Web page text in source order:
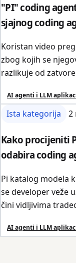
"PI" coding
sjajnog coding
Koristan video
zbog kojih se
razlikuje od
AI agenti i LLM
Ista kategorija 2
Kako procijeniti
odabira coding
Pi katalog modela
se developer veže
čini vidljivima
AI agenti i LLM